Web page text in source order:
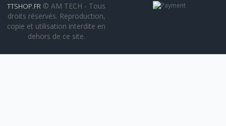
TTSHOP.FR © AM TECH - Tous
droits réservés. Reproduction,
copie et utilisation interdite en
dehors de ce site.